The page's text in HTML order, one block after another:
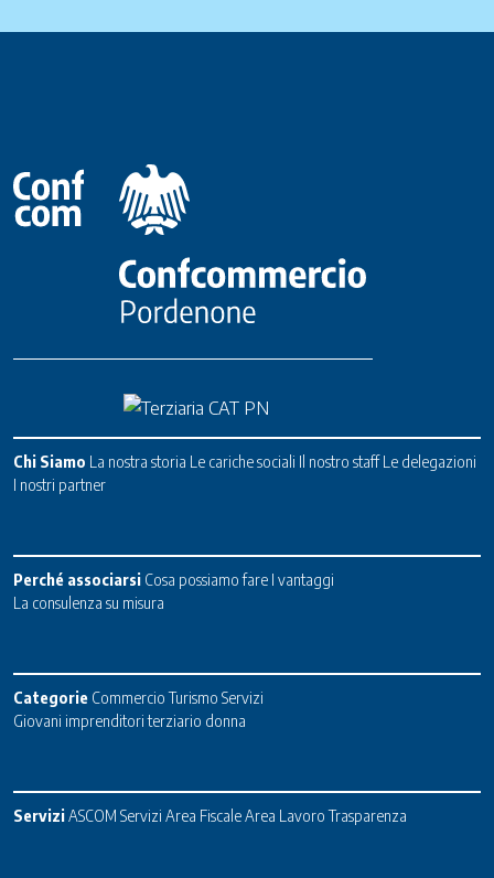
Chi Siamo La nostra storia Le cariche sociali Il nostro staff Le delegazioni
I nostri partner
Perché associarsi Cosa possiamo fare I vantaggi
La consulenza su misura
Categorie Commercio Turismo Servizi
Giovani imprenditori terziario donna
ServiziASCOM Servizi Area FiscaleArea Lavoro Trasparenza